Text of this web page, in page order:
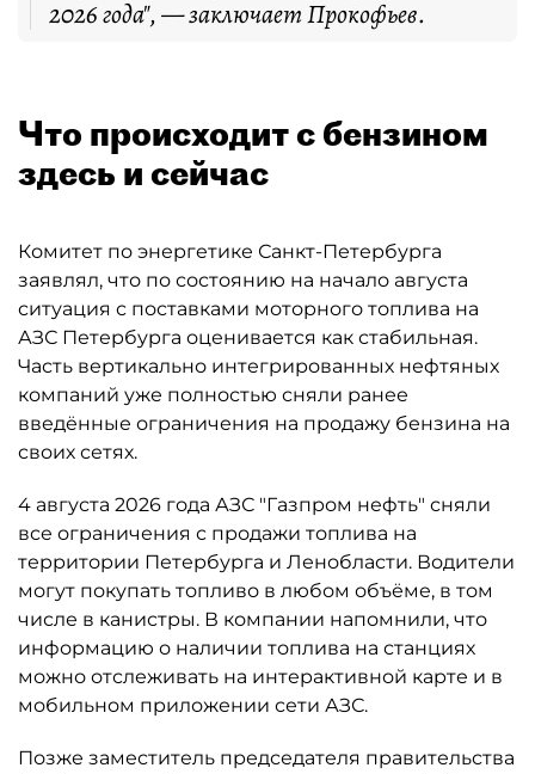
2026 года", — заключает Прокофьев.
Что происходит с бензином
здесь и сейчас
Комитет по энергетике Санкт-Петербурга
заявлял, что по состоянию на начало августа
ситуация с поставками моторного топлива на
АЗС Петербурга оценивается как стабильная.
Часть вертикально интегрированных нефтяных
компаний уже полностью сняли ранее
введённые ограничения на продажу бензина на
своих сетях.
4 августа 2026 года АЗС "Газпром нефть" сняли
все ограничения с продажи топлива на
территории Петербурга и Ленобласти. Водители
могут покупать топливо в любом объёме, в том
числе в канистры. В компании напомнили, что
информацию о наличии топлива на станциях
можно отслеживать на интерактивной карте и в
мобильном приложении сети АЗС.
Позже заместитель председателя правительства